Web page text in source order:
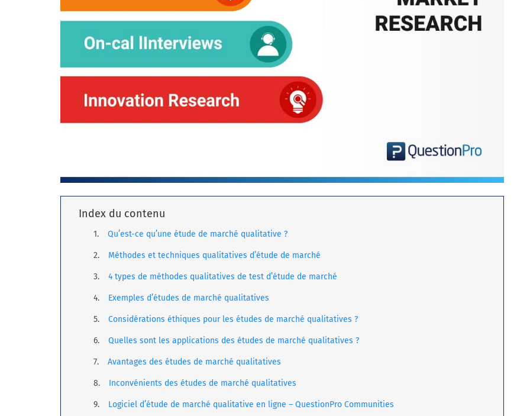
Index du contenu
Qu’est-ce qu’une étude de marché qualitative ?
Méthodes et techniques qualitatives d’étude de marché
4 types de méthodes qualitatives de test d’étude de marché
Exemples d’études de marché qualitatives
Considérations éthiques pour les études de marché qualitatives ?
Quelles sont les applications des études de marché qualitatives ?
Avantages des études de marché qualitatives
Inconvénients des études de marché qualitatives
Logiciel d’étude de marché qualitative en ligne – QuestionPro Communities